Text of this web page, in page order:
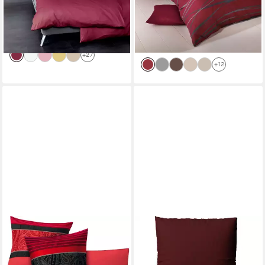
lieferbar - in 3-4 Werktagen bei dir
+27
-22%
lieferbar - in 8-10 Werktagen bei
dir
+12
KLEINE WOLKE
Bettwäsche Cambridge in Gr.
135x200 oder 155x220 cm,
LEONADO VICENTI
Bettwäsche Luxuriöses Satin
Set Damast, Satin, 2 teilig,